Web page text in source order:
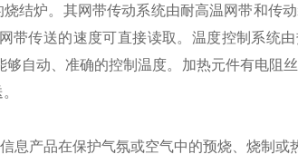
炉。其网带传动系统由耐高温网带和传
带传送的速度可直接读取。温度控制系统
自动、准确的控制温度。加热元件有电阻
产品在保护气氛或空气中的预烧、烧制或